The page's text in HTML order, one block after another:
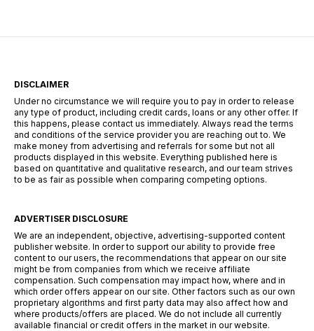
decisiones responsables. ¿Qué tipos de […]
DISCLAIMER
Under no circumstance we will require you to pay in order to release
any type of product, including credit cards, loans or any other offer. If
this happens, please contact us immediately. Always read the terms
and conditions of the service provider you are reaching out to. We
make money from advertising and referrals for some but not all
products displayed in this website. Everything published here is
based on quantitative and qualitative research, and our team strives
to be as fair as possible when comparing competing options.
ADVERTISER DISCLOSURE
We are an independent, objective, advertising-supported content
publisher website. In order to support our ability to provide free
content to our users, the recommendations that appear on our site
might be from companies from which we receive affiliate
compensation. Such compensation may impact how, where and in
which order offers appear on our site. Other factors such as our own
proprietary algorithms and first party data may also affect how and
where products/offers are placed. We do not include all currently
available financial or credit offers in the market in our website.